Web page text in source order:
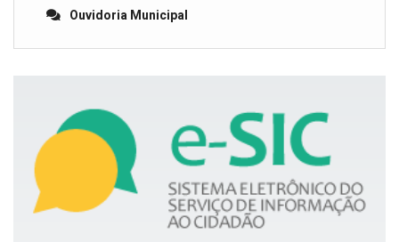
Ouvidoria Municipal